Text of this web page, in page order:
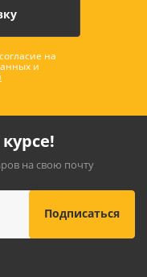
на
и
на свою почту